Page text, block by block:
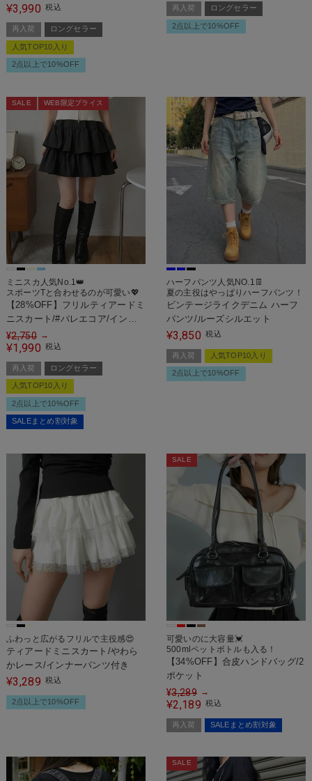
クパンツ
¥3,990 税込
再入荷 ロングセラー
人気TOP10入り
2点以上で10%OFF
再入荷 ロングセラー
2点以上で10%OFF
SALE WEB限定プライス
ミニスカ人気No.1👑
スポーツTと合わせるのが可愛い💖
【28%OFF】フリルティアードミ
ニスカート/#バレエコア/インナ
ーパンツ付き
¥2,750 →
¥1,990 税込
再入荷 ロングセラー
人気TOP10入り
2点以上で10%OFF
SALEまとめ割対象
ハーフパンツ人気NO.1👖
夏の主役はやっぱりハーフパンツ！
ビンテージライクデニム ハーフ
パンツ/ルーズシルエット
¥3,850 税込
再入荷 人気TOP10入り
2点以上で10%OFF
ふわっと広がるフリルで主役感😍
ティアードミニスカート/やわら
かレース/インナーパンツ付き
¥3,289 税込
2点以上で10%OFF
SALE
可愛いのに大容量💓
500mlペットボトルも入る！
【34%OFF】合皮ハンドバッグ/2
ポケット
¥3,289 →
¥2,189 税込
再入荷 SALEまとめ割対象
SALE